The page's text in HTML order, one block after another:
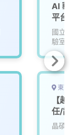
AI 華
平台
國立中
驗室
東南
【越
任/課
晶碩光